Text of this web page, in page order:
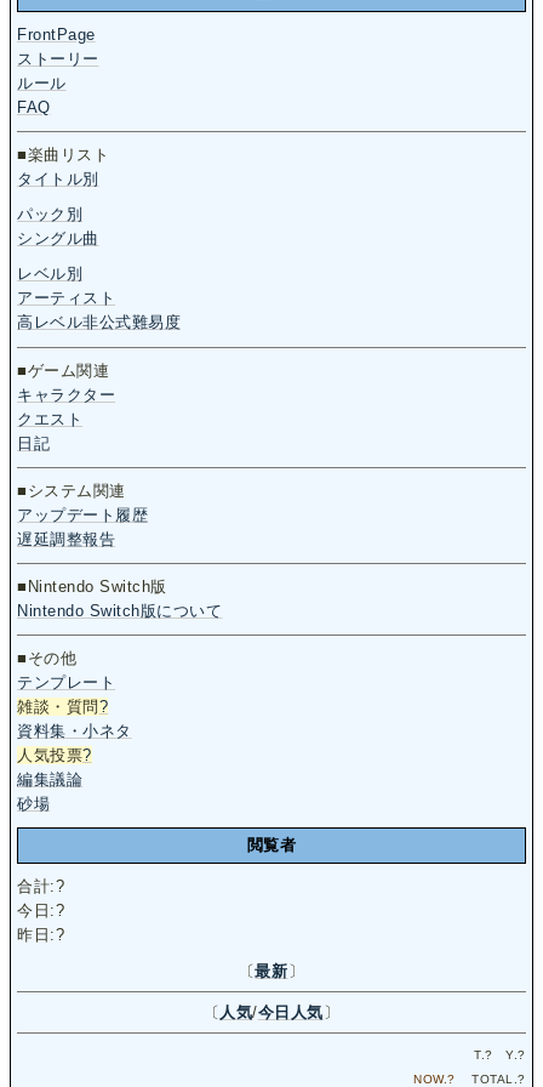
FrontPage
ストーリー
ルール
FAQ
■楽曲リスト
タイトル別
パック別
シングル曲
レベル別
アーティスト
高レベル非公式難易度
■ゲーム関連
キャラクター
クエスト
日記
■システム関連
アップデート履歴
遅延調整報告
■Nintendo Switch版
Nintendo Switch版について
■その他
テンプレート
雑談・質問?
資料集・小ネタ
人気投票?
編集議論
砂場
閲覧者
合計:?
今日:?
昨日:?
〔最新〕
〔 人気/今日人気〕
T.? Y.?
NOW.? TOTAL.?